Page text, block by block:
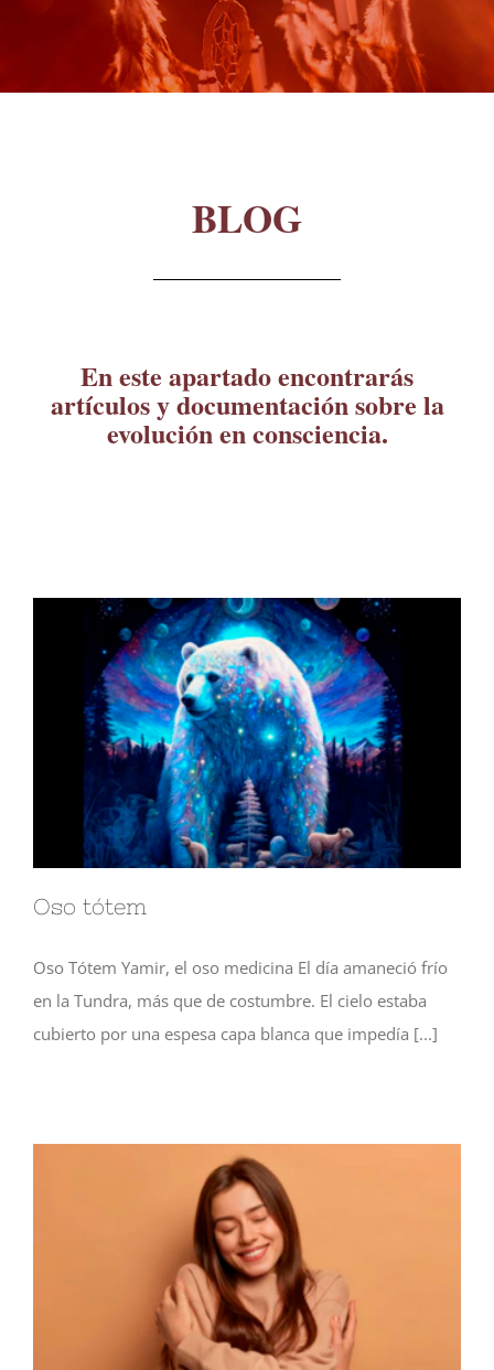
BLOG
En este apartado encontrarás
artículos y documentación sobre la
evolución en consciencia.
Oso tótem
Oso Tótem Yamir, el oso medicina El día amaneció frío
en la Tundra, más que de costumbre. El cielo estaba
cubierto por una espesa capa blanca que impedía [...]